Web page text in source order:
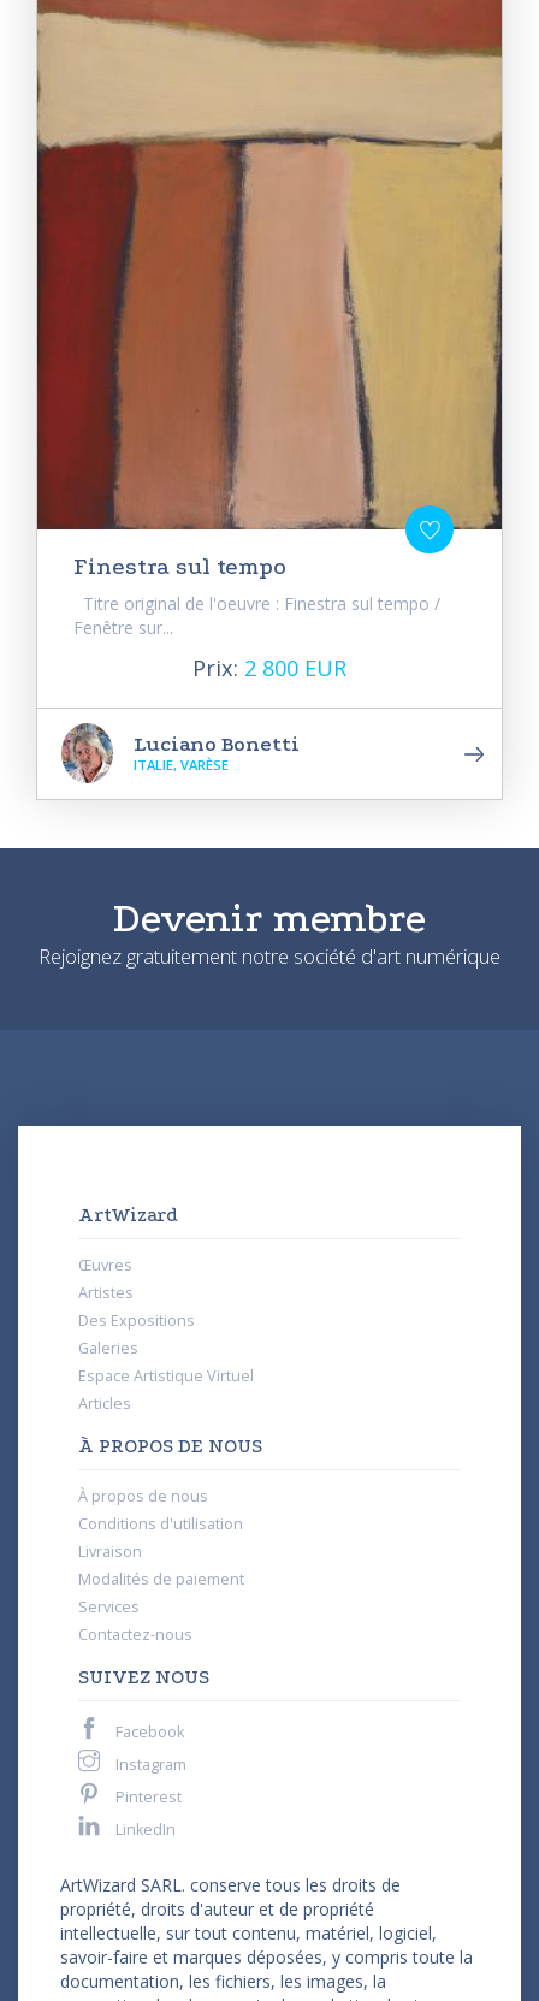
Finestra sul tempo
Titre original de l'oeuvre : Finestra sul tempo /
Fenêtre sur...
Prix: 2 800 EUR
Luciano Bonetti
ITALIE, VARÈSE
Devenir membre
Rejoignez gratuitement notre société d'art numérique
ArtWizard
Œuvres
Artistes
Des Expositions
Galeries
Espace Artistique Virtuel
Articles
À PROPOS DE NOUS
À propos de nous
Conditions d'utilisation
Livraison
Modalités de paiement
Services
Contactez-nous
SUIVEZ NOUS
Facebook
Instagram
Pinterest
LinkedIn
ArtWizard SARL. conserve tous les droits de
propriété, droits d'auteur et de propriété
intellectuelle, sur tout contenu, matériel, logiciel,
savoir-faire et marques déposées, y compris toute la
documentation, les fichiers, les images, la